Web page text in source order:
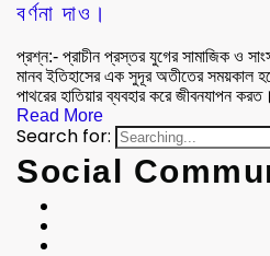
বর্ণনা দাও।
প্রশ্ন:- প্রাচীন প্রস্তর যুগের সামাজিক ও
মানব ইতিহাসের এক সুদূর অতীতের সময়কাল
পাথরের হাতিয়ার ব্যবহার করে জীবনযাপন
Read More
Search for:
Social